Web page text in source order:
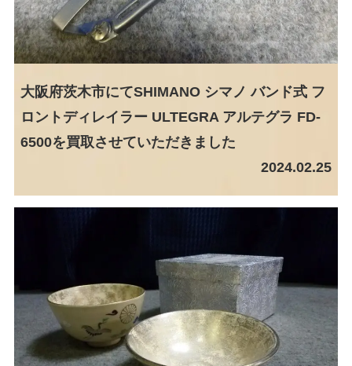
大阪府茨木市にてSHIMANO シマノ バンド式 フ
ロントディレイラー ULTEGRA アルテグラ FD-
6500を買取させていただきました
2024.02.25